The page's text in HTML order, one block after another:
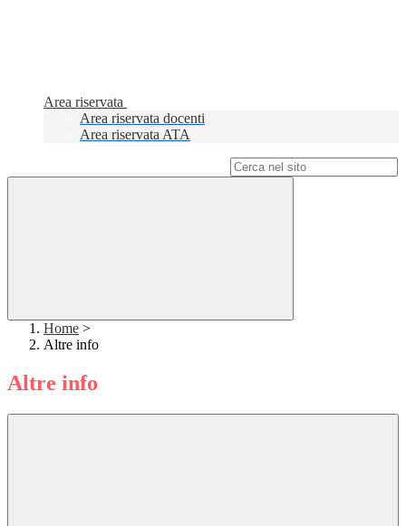
Area riservata
Area riservata docenti
Area riservata ATA
Home >
Altre info
Altre info